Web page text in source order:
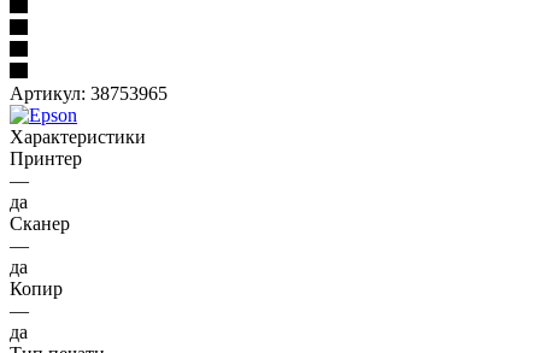
Артикул: 38753965
Характеристики
Принтер
—
да
Сканер
—
да
Копир
—
да